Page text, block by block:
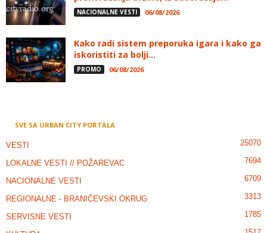
NACIONALNE VESTI 06/08/2026
Kako radi sistem preporuka igara i kako ga
iskoristiti za bolji...
PROMO 06/08/2026
SVE SA URBAN CITY PORTALA
VESTI 25070
LOKALNE VESTI // POŽAREVAC 7694
NACIONALNE VESTI 6709
REGIONALNE - BRANIČEVSKI OKRUG 3313
SERVISNE VESTI 1785